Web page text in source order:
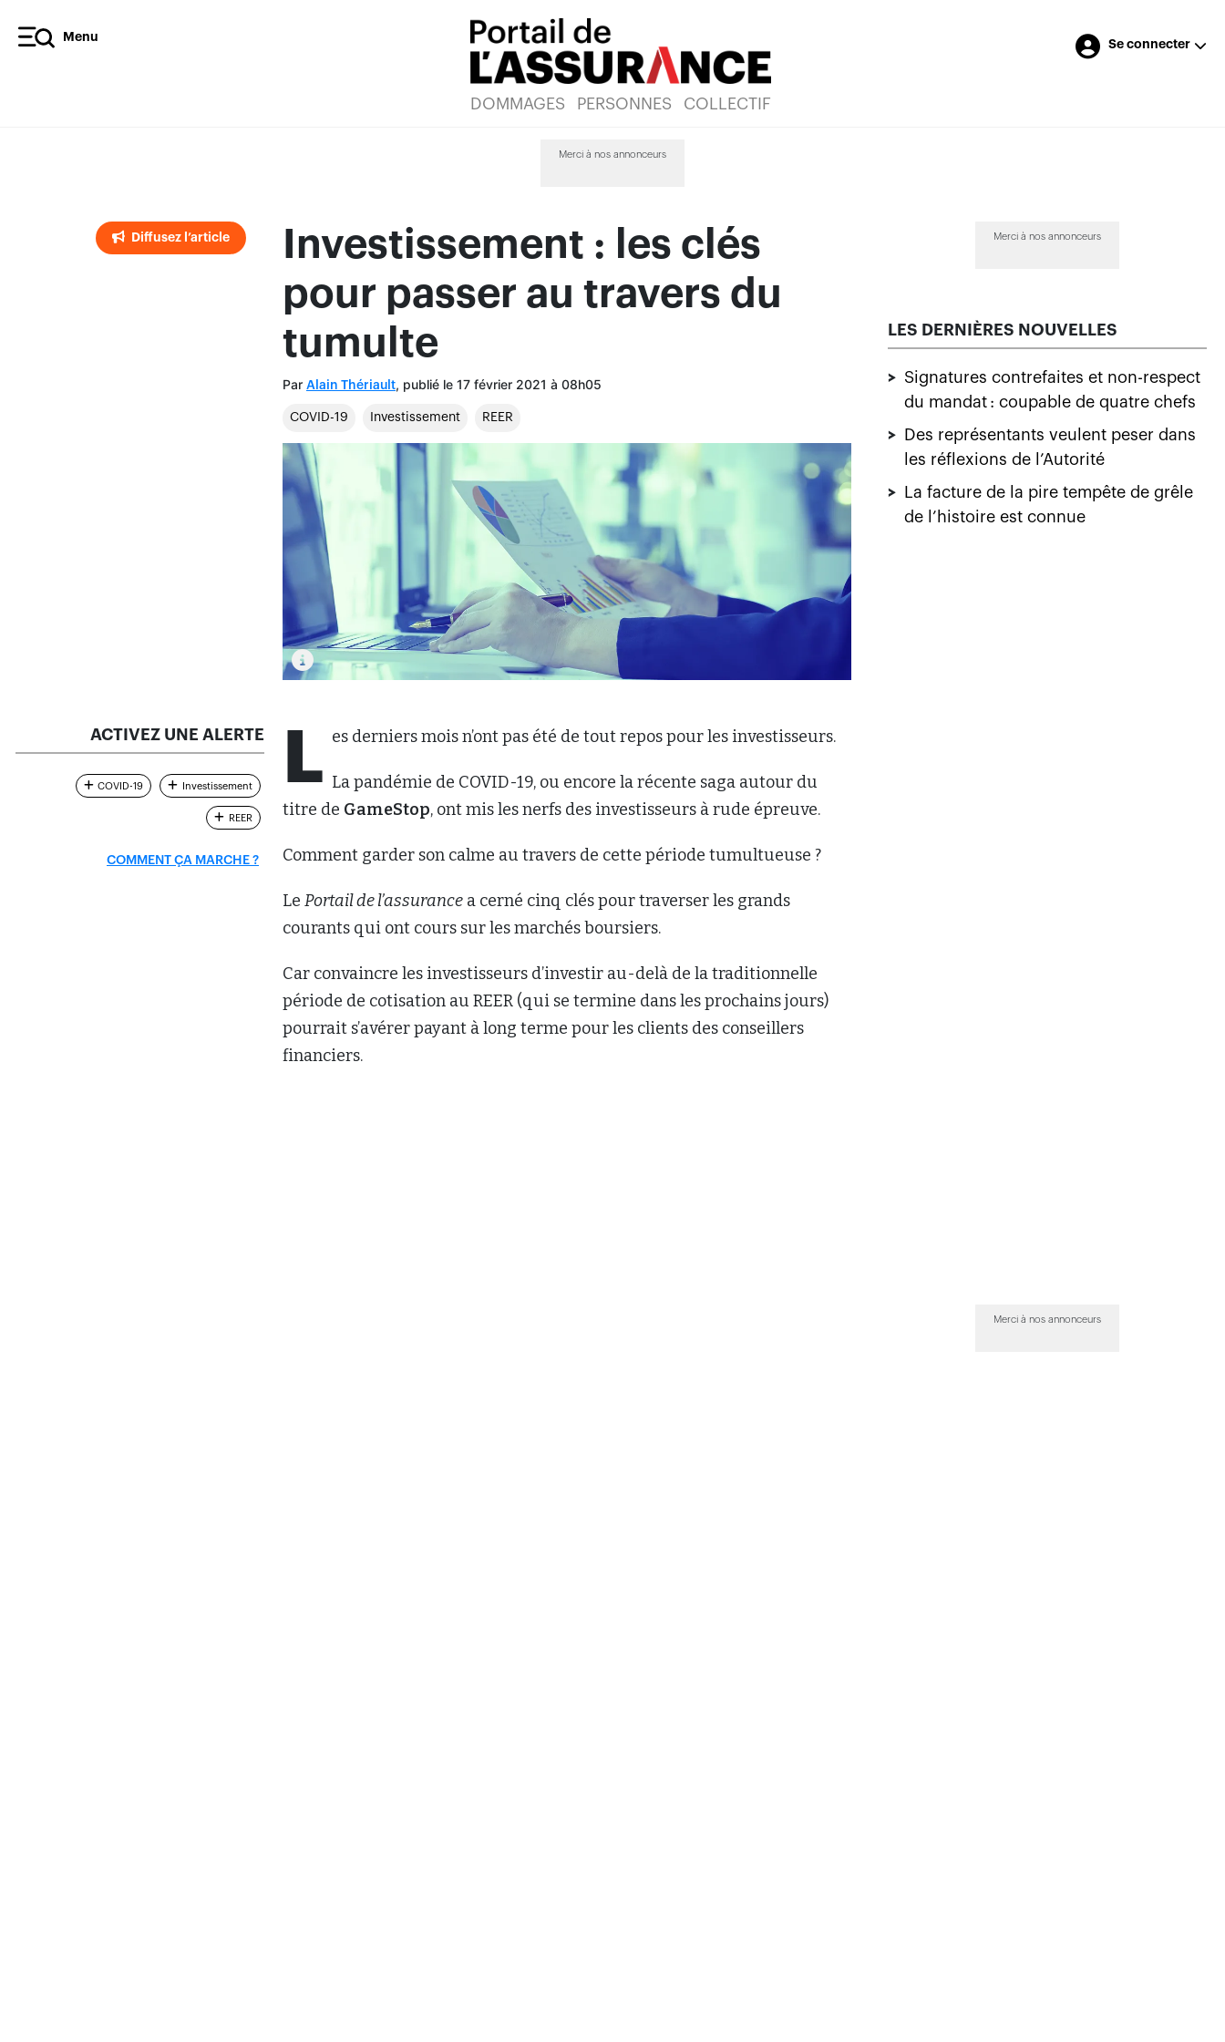
Menu
DOMMAGES PERSONNES COLLECTIF
Se connecter
Merci à nos annonceurs
Diffusez l’article
Investissement : les clés
pour passer au travers du
tumulte
Par Alain Thériault, publié le 17 février 2021 à 08h05
COVID-19 Investissement REER
L es derniers mois n’ont pas été de tout repos pour les investisseurs.
La pandémie de COVID-19, ou encore la récente saga autour du
titre de GameStop, ont mis les nerfs des investisseurs à rude épreuve.
Comment garder son calme au travers de cette période tumultueuse ?
Le Portail de l’assurance a cerné cinq clés pour traverser les grands
courants qui ont cours sur les marchés boursiers.
Car convaincre les investisseurs d’investir au-delà de la traditionnelle
période de cotisation au REER (qui se termine dans les prochains jours)
pourrait s’avérer payant à long terme pour les clients des conseillers
financiers.
ACTIVEZ UNE ALERTE
COVID-19 Investissement
REER
COMMENT ÇA MARCHE ?
Merci à nos annonceurs
LES DERNIÈRES NOUVELLES
> Signatures contrefaites et non-respect
du mandat : coupable de quatre chefs
>
Des représentants veulent peser dans
les réflexions de l’Autorité
>
La facture de la pire tempête de grêle
de l’histoire est connue
Merci à nos annonceurs